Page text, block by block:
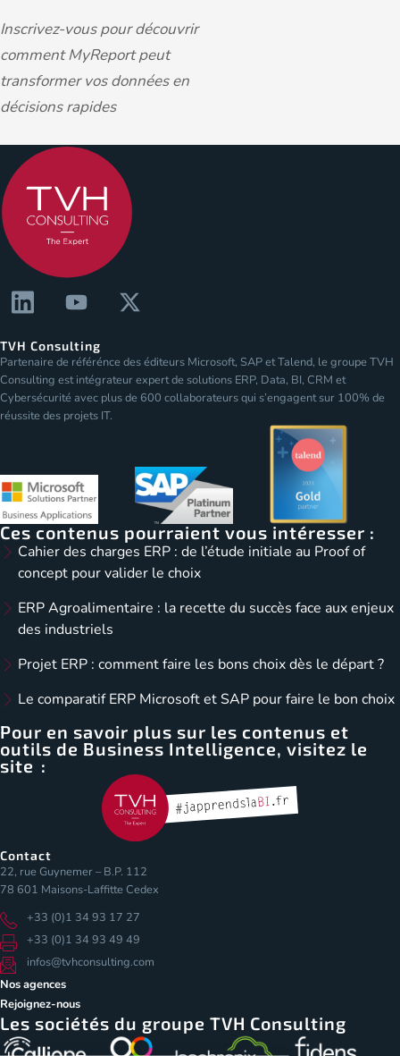
Inscrivez-vous pour découvrir
comment MyReport peut
transformer vos données en
décisions rapides
TVH Consulting
Partenaire de référénce des éditeurs Microsoft, SAP et Talend, le groupe TVH
Consulting est intégrateur expert de solutions ERP, Data, BI, CRM et
Cybersécurité avec plus de 600 collaborateurs qui s’engagent sur 100% de
réussite des projets IT.
Ces contenus pourraient vous intéresser :
Cahier des charges ERP : de l’étude initiale au Proof of
concept pour valider le choix
ERP Agroalimentaire : la recette du succès face aux enjeux
des industriels
Projet ERP : comment faire les bons choix dès le départ ?
Le comparatif ERP Microsoft et SAP pour faire le bon choix
Pour en savoir plus sur les contenus et
outils de Business Intelligence, visitez le
site :
Contact
22, rue Guynemer – B.P. 112
78 601 Maisons-Laffitte Cedex
+33 (0)1 34 93 17 27
+33 (0)1 34 93 49 49
infos@tvhconsulting.com
Nos agences
Rejoignez-nous
Les sociétés du groupe TVH Consulting